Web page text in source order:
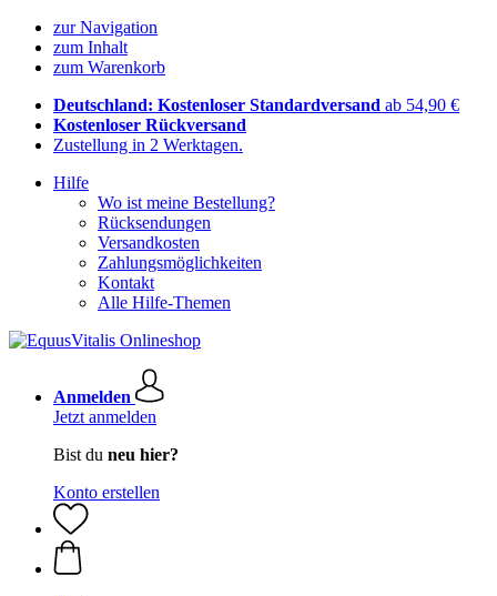
zur Navigation
zum Inhalt
zum Warenkorb
Deutschland: Kostenloser Standardversand ab 54,90 €
Kostenloser Rückversand
Zustellung in 2 Werktagen.
Hilfe
Wo ist meine Bestellung?
Rücksendungen
Versandkosten
Zahlungsmöglichkeiten
Kontakt
Alle Hilfe-Themen
Anmelden
Jetzt anmelden
Bist du neu hier?
Konto erstellen